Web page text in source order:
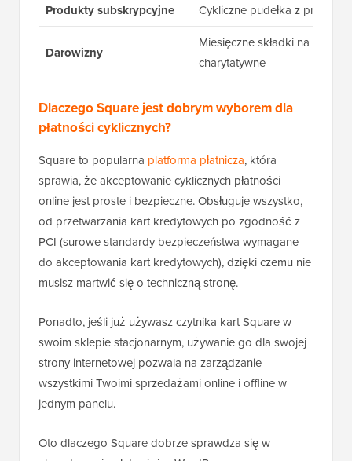
Produkty subskrypcyjne Cykliczne pudełka z
Darowizny
Miesięczne składki na
charytatywne
Dlaczego Square jest dobrym wyborem dla
płatności cyklicznych?
Square to popularna platforma płatnicza, która
sprawia, że akceptowanie cyklicznych płatności
online jest proste i bezpieczne. Obsługuje wszystko,
od przetwarzania kart kredytowych po zgodność z
PCI (surowe standardy bezpieczeństwa wymagane
do akceptowania kart kredytowych), dzięki czemu nie
musisz martwić się o techniczną stronę.
Ponadto, jeśli już używasz czytnika kart Square w
swoim sklepie stacjonarnym, używanie go dla swojej
strony internetowej pozwala na zarządzanie
wszystkimi Twoimi sprzedażami online i offline w
jednym panelu.
Oto dlaczego Square dobrze sprawdza się w